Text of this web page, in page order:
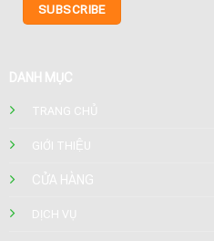
DANH MỤC
TRANG CHỦ
GIỚI THIỆU
CỬA HÀNG
DỊCH VỤ